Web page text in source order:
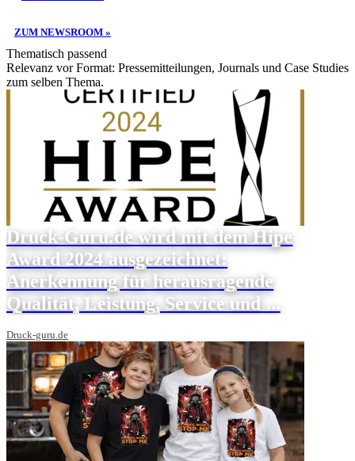
ZUM NEWSROOM »
Thematisch passend
Relevanz vor Format: Pressemitteilungen, Journals und Case Studies
zum selben Thema.
Druck-Guru.de wird mit dem Hipe
Award 2024 ausgezeichnet:
Anerkennung für herausragende
Qualität, Leistung, Service und ...
Druck-guru.de